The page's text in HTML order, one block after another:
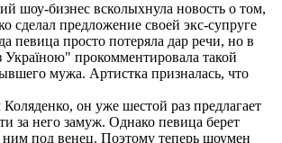
шоу-бизнес всколыхнула новость о том,
сделал предложение своей экс-супруге
певица просто потеряла дар речи, но в
прокомментировала такой
мужа. Артистка призналась, что
он уже шестой раз предлагает
за него замуж. Однако певица берет
ним под венец. Поэтому теперь шоумен